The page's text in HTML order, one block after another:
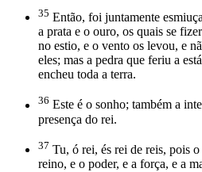
35 Então, foi juntamente
a prata e o ouro, os quais se
no estio, e o vento os levou, e
eles; mas a pedra que feriu a
encheu toda a terra.
36 Este é o sonho; também a
presença do rei.
37 Tu, ó rei, és rei de reis, pois
reino, e o poder, e a força, e a